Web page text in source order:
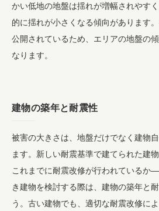
かい低地の地盤は揺れが増幅されやす
的に揺れが小さくなる傾向があります
公開されているため、エリアの地盤の
なります。
建物の築年と耐震性
被害の大きさは、地盤だけでなく建物
ます。新しい耐震基準で建てられた建
これまでに耐震改修が行われている
き建物を検討する際は、建物の築年と
う。古い建物でも、適切な耐震改修に